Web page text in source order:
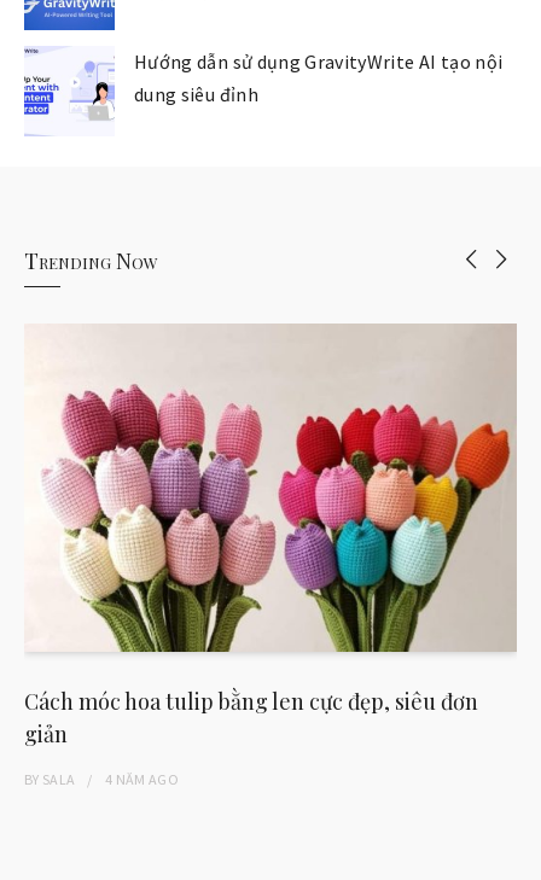
Hướng dẫn sử dụng GravityWrite AI tạo nội
dung siêu đỉnh
Trending Now
Cách móc hoa tulip bằng len cực đẹp, siêu đơn
giản
BY SALA 4 NĂM AGO